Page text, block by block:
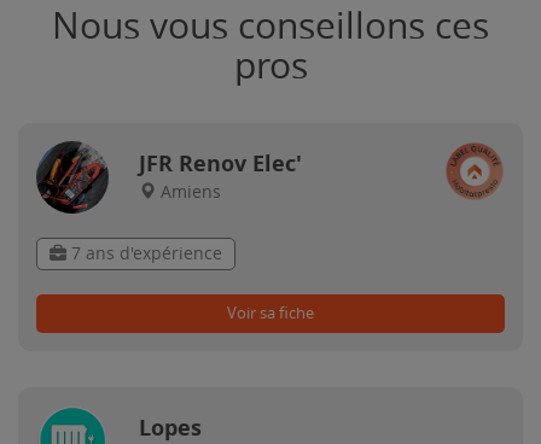
Nous vous conseillons ces
pros
JFR Renov Elec'
Amiens
7 ans d'expérience
Voir sa fiche
Lopes